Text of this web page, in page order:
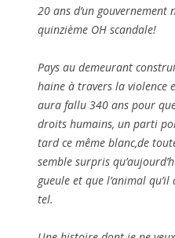
20 ans d’un
quinzième OH scandale!
Pays au demeurant
haine à travers la violence
aura fallu 340 ans pour
droits humains, un parti
tard ce même blanc,de
semble surpris
gueule et que l’animal
tel.